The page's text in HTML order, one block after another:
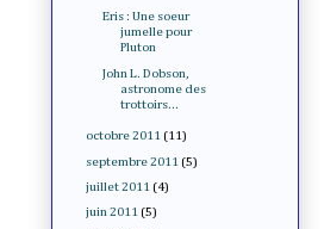
Eris : Une soeur
jumelle pour
Pluton
John L. Dobson,
astronome des
trottoirs...
octobre 2011 (11)
septembre 2011 (5)
juillet 2011 (4)
juin 2011 (5)